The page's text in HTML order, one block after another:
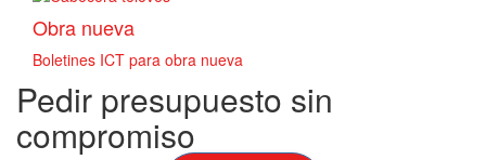
Obra nueva
Boletines ICT para obra nueva
Pedir presupuesto sin
compromiso